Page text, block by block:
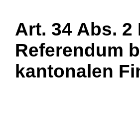
Art. 34 Abs.
Referendum
kantonalen